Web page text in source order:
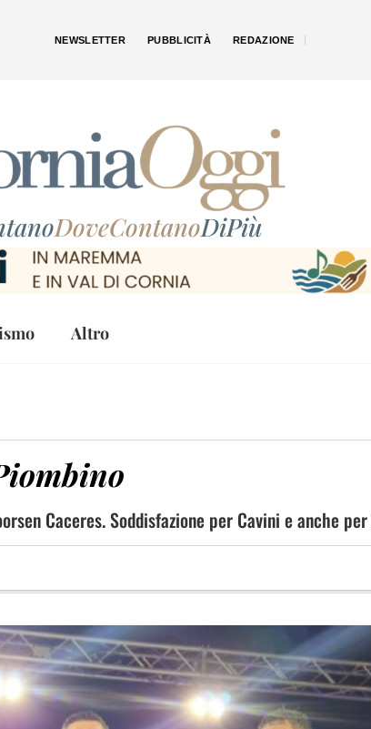
NEWSLETTER PUBBLICITÀ REDAZIONE
DoveContanoDiPiù
Altro
Caceres. Soddisfazione per Cavini e anche